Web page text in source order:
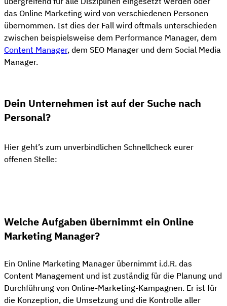
das Online Marketing wird von verschiedenen Personen
übernommen. Ist dies der Fall wird oftmals unterschieden
zwischen beispielsweise dem Performance Manager, dem
Content Manager, dem SEO Manager und dem Social Media
Manager.
Dein Unternehmen ist auf der Suche nach
Personal?
Hier geht’s zum unverbindlichen Schnellcheck eurer
offenen Stelle:
Welche Aufgaben übernimmt ein Online
Marketing Manager?
Ein Online Marketing Manager übernimmt i.d.R. das
Content Management und ist zuständig für die Planung und
Durchführung von Online-Marketing-Kampagnen. Er ist für
die Konzeption, die Umsetzung und die Kontrolle aller